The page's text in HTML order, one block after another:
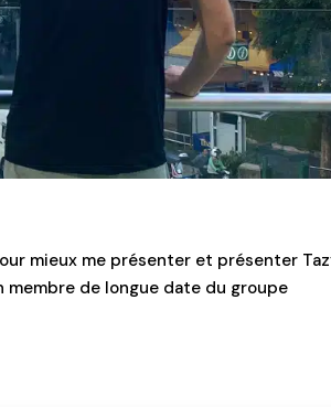
mieux me présenter et présenter
membre de longue date du groupe